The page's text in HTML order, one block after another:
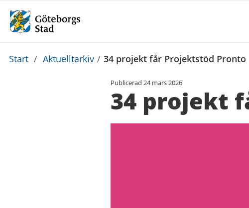
Du
Start / Aktuelltarkiv / 34 projekt får Projektstöd Pronto
Publicerad 24 mars 2026
34 projekt